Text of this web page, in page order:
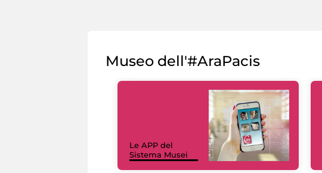
Museo dell'#AraPacis
Le APP del
Sistema Musei